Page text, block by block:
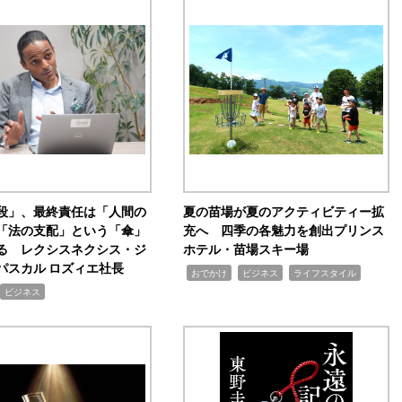
」、最終責任は「人間の
の支配」という「傘」
レクシスネクシス・ジ
スカル ロズィエ社長
ビジネス
夏の苗場が夏のアクティビティー拡
充へ 四季の各魅力を創出プリンス
ホテル・苗場スキー場
おでかけ ビジネス ライフスタイル